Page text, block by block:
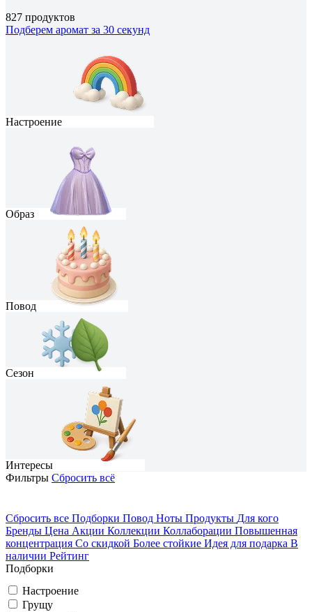
827 продуктов
Подберем аромат за 30 секунд
Настроение
Образ
Повод
Сезон
Интересы
Грущу
Романтичный
На каждый день
Вечеринка
Весна
Домосед
Фильтры Сбросить всё
Сбросить все Подборки Повод Ноты Продукты Для кого
Бренды Цена Акции Коллекции Коллаборации Повышенная
концентрация Со скидкой Более стойкие Идея для подарка В
наличии Рейтинг
Подборки
Настроение
Грущу